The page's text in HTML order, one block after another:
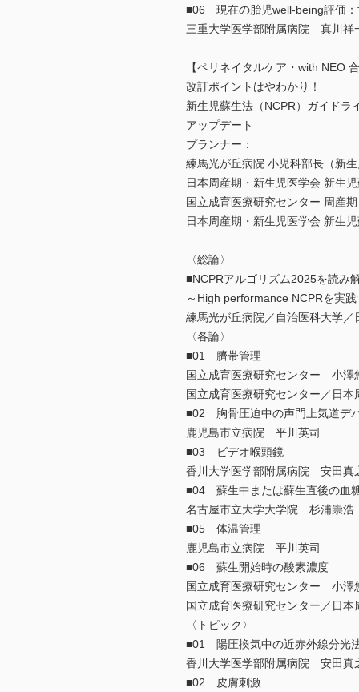
■06 現在の胎児well-being評価：
三重大学医学部附属病院 真川祥
【ペリネイタルケア・with NEO
改訂ポイントはやわかり！
新生児蘇生法（NCPR）ガイドラ
アップデート
プランナー：
練馬光が丘病院 小児科部長（新
日本周産期・新生児医学会 新生
国立成育医療研究センター 周産
日本周産期・新生児医学会 新生
〈総論〉
■NCPRアルゴリズム2025を読み
～High performance NCPRを実
練馬光が丘病院／自治医科大学
〈各論〉
■01 臍帯管理
国立成育医療研究センター 小澤
国立成育医療研究センター／日
■02 胸骨圧迫中の声門上気道デ
鹿児島市立病院 平川英司
■03 ビデオ喉頭鏡
香川大学医学部附属病院 安田真
■04 蘇生中または蘇生直後の血
名古屋市立大学大学院 杉浦崇浩
■05 体温管理
鹿児島市立病院 平川英司
■06 蘇生開始時の酸素濃度
国立成育医療研究センター 小澤
国立成育医療研究センター／日
〈トピック〉
■01 陽圧換気中の近赤外線分光
香川大学医学部附属病院 安田真
■02 皮膚刺激